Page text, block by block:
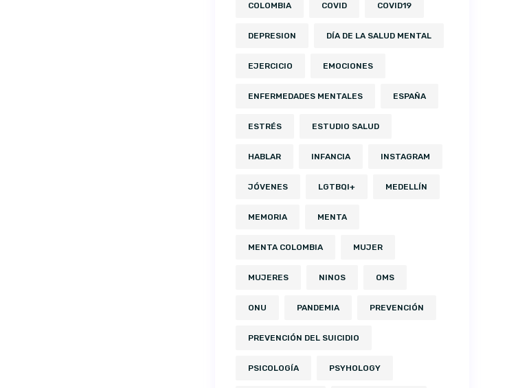
COLOMBIA COVID COVID19
DEPRESION DÍA DE LA SALUD MENTAL
EJERCICIO EMOCIONES
ENFERMEDADES MENTALES ESPAÑA
ESTRÉS ESTUDIO SALUD
HABLAR INFANCIA INSTAGRAM
JÓVENES LGTBQI+ MEDELLÍN
MEMORIA MENTA
MENTA COLOMBIA MUJER
MUJERES NINOS OMS
ONU PANDEMIA PREVENCIÓN
PREVENCIÓN DEL SUICIDIO
PSICOLOGÍA PSYHOLOGY